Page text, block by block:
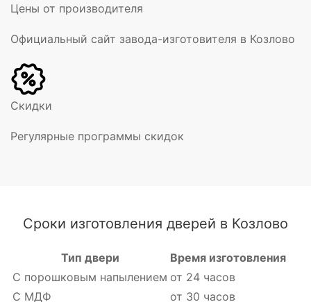
Цены от производителя
Официальный сайт завода-изготовителя в Козлово
Скидки
Регулярные программы скидок
Сроки изготовления дверей в Козлово
Тип двери
Время изготовления
С порошковым напылением от 24 часов
С МДФ
от 30 часов